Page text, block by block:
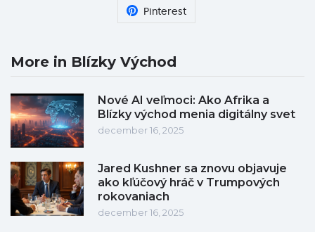
Pinterest
More in Blízky Východ
Nové AI veľmoci: Ako Afrika a
Blízky východ menia digitálny svet
december 16, 2025
Jared Kushner sa znovu objavuje
ako kľúčový hráč v Trumpových
rokovaniach
december 16, 2025